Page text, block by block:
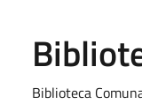
Biblioteca